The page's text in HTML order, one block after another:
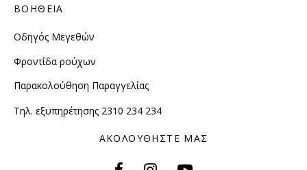
ΒΟΗΘΕΙΑ
Οδηγός Μεγεθών
Φροντίδα ρούχων
Παρακολούθηση Παραγγελίας
Τηλ. εξυπηρέτησης 2310 234 234
ΑΚΟΛΟΥΘΗΣΤΕ ΜΑΣ